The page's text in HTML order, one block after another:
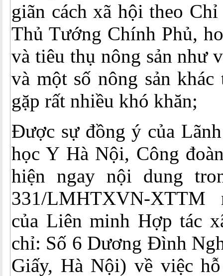
giãn cách xã hội theo
Thủ Tướng Chính Phủ,
và tiêu thụ nông sản như
và một số nông sản
gặp rất nhiều khó khăn;
Được sự đồng ý của
học Y Hà Nội, Công
hiện ngay nội dung
331/LMHTXVN-XTTM
của Liên minh Hợp tác
chỉ: Số 6 Dương Đình
Giấy, Hà Nội) về việc